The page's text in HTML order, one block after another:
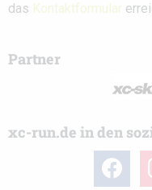
das Kontaktformular
Partner
xc-run.de in den
facebook